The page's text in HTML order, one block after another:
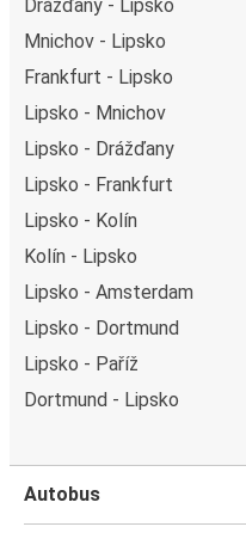
Drážďany - Lipsko
Mnichov - Lipsko
Frankfurt - Lipsko
Lipsko - Mnichov
Lipsko - Drážďany
Lipsko - Frankfurt
Lipsko - Kolín
Kolín - Lipsko
Lipsko - Amsterdam
Lipsko - Dortmund
Lipsko - Paříž
Dortmund - Lipsko
Autobus